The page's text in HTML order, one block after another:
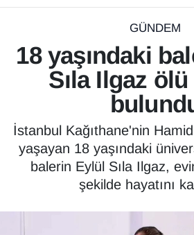
GÜNDEM
18 yaşındaki
Sıla Ilgaz
İstanbul Kağıthane'nin
yaşayan 18 yaşındaki
balerin Eylül Sıla Ilgaz,
şekilde hayatını
Son Dakika Haberleri